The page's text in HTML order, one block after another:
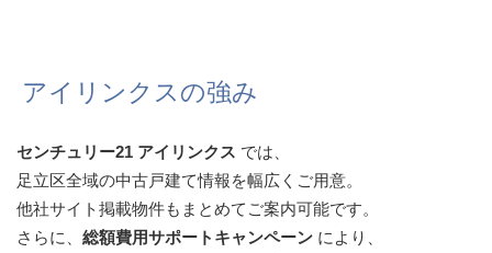
アイリンクスの強み
センチュリー21 アイリンクス では、
足立区全域の中古戸建て情報を幅広くご用意。
他社サイト掲載物件もまとめてご案内可能です。
さらに、 総額費用サポートキャンペーン により、